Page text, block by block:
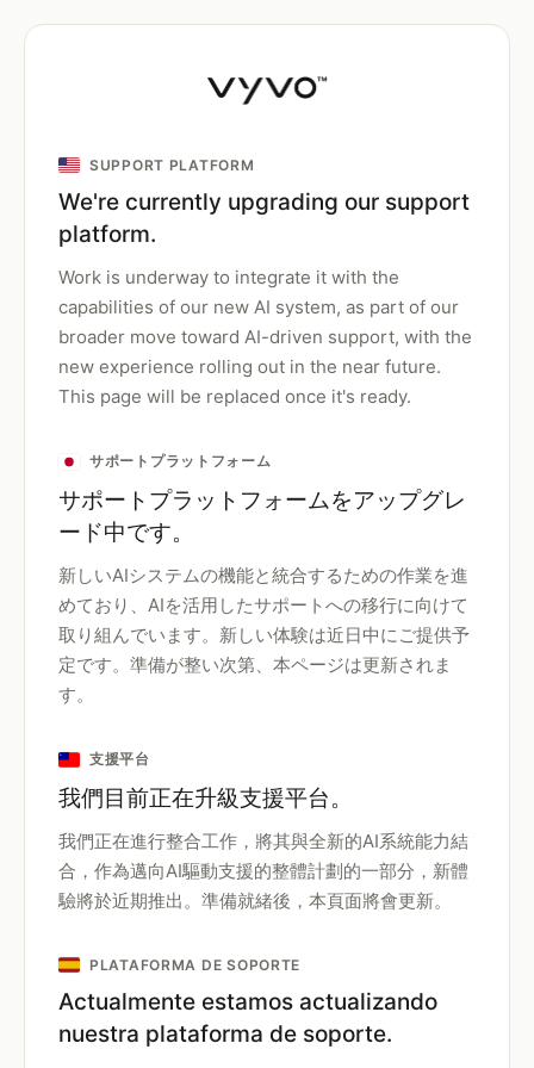
SUPPORT PLATFORM
We're currently upgrading our support
platform.
Work is underway to integrate it with the
capabilities of our new AI system, as part of our
broader move toward AI-driven support, with the
new experience rolling out in the near future.
This page will be replaced once it's ready.
サポートプラットフォーム
サポートプラットフォームをアップグレ
ード中です。
新しいAIシステムの機能と統合するための作業を進
めており、AIを活用したサポートへの移行に向けて
取り組んでいます。新しい体験は近日中にご提供予
定です。準備が整い次第、本ページは更新されま
す。
支援平台
我們目前正在升級支援平台。
我們正在進行整合工作，將其與全新的AI系統能力結
合，作為邁向AI驅動支援的整體計劃的一部分，新體
驗將於近期推出。準備就緒後，本頁面將會更新。
PLATAFORMA DE SOPORTE
Actualmente estamos actualizando
nuestra plataforma de soporte.